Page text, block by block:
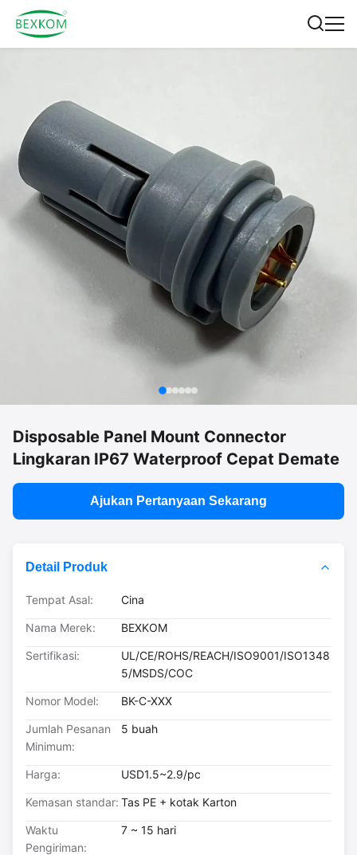
Disposable Panel Mount Connector
Lingkaran IP67 Waterproof Cepat Demate
Ajukan Pertanyaan Sekarang
Detail Produk
Tempat Asal: Cina
Nama Merek: BEXKOM
Sertifikasi:
UL/CE/ROHS/REACH/ISO9001/ISO1348
5/MSDS/COC
Nomor Model: BK-C-XXX
Jumlah Pesanan
Minimum:
5 buah
Harga: USD1.5~2.9/pc
Kemasan standar: Tas PE + kotak Karton
Waktu
Pengiriman:
7 ~ 15 hari